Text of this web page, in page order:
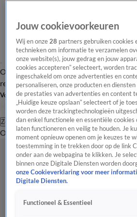
Overzicht Laatste nieuws Regionieuws Het
redactie
Volg Hart van Nederland
Zoeken
OverzichtRegioUitzendingenWeerTip
Jouw cookievoorkeuren
Wij en onze28 partners gebruiken cookies
technieken om informatie te verzamelen
onze website(s), jouw gedrag en jouw
cookies accepteren” selecteert, worden
ingeschakeld om onze advertenties en
personaliseren, onze producten en
de prestaties van advertenties en content
„Huidige keuze opslaan” selecteert of je
worden deze trackingtechnologieën
dan enkel functionele en essentiële
laten functioneren en veilig te houden. Je
moment opnieuw openen om je keuzes te
toestemming in te trekken door op de link
onder aan de webpagina te klikken. Je
binnen onze Digitale Diensten worden
onze Cookieverklaring voor meer
Digitale Diensten.
Functioneel & Essentieel